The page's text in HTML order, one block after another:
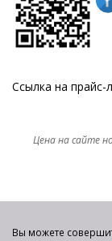
Ссылка на прайс-
Цена на сайте
Вы можете